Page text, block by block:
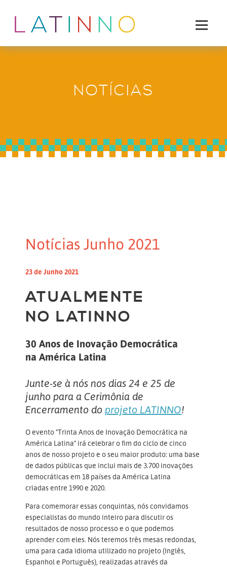
NOTÍCIAS
Notícias Junho 2021
23 de Junho 2021
ATUALMENTE
NO LATINNO
30 Anos de Inovação Democrática
na América Latina
Junte-se à nós nos dias 24 e 25 de
junho para a Cerimônia de
Encerramento do projeto LATINNO!
O evento "Trinta Anos de Inovação Democrática na
América Latina" irá celebrar o fim do ciclo de cinco
anos de nosso projeto e o seu maior produto: uma base
de dados públicas que inclui mais de 3.700 inovações
democráticas em 18 países da América Latina
criadas entre 1990 e 2020.
Para comemorar essas conquintas, nós convidamos
especialistas do mundo inteiro para discutir os
resultados de nosso processo e o que podemos
aprender com eles. Nós teremos três mesas redondas,
uma para cada idioma utilizado no projeto (Inglês,
Espanhol e Português), realizadas através da